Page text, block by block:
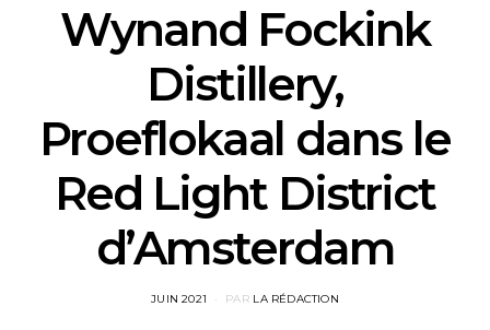
Wynand Fockink
Distillery,
Proeflokaal dans le
Red Light District
d’Amsterdam
POSTED
JUIN 2021 PAR LA RÉDACTION